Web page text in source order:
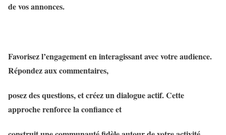
de vos annonces.
Favorisez l’engagement en interagissant avec votre audience.
Répondez aux commentaires,
posez des questions, et créez un dialogue actif. Cette
approche renforce la confiance et